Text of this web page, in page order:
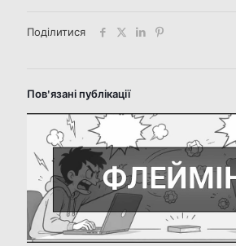
Поділитися
Пов'язані публікації